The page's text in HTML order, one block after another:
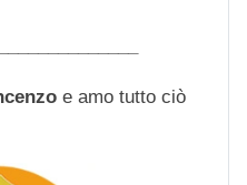
e amo tutto ciò